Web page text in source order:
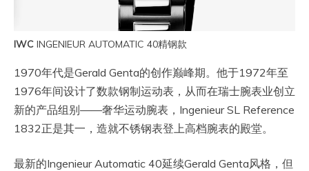
IWC INGENIEUR AUTOMATIC 40精钢款
1970年代是Gerald Genta的创作巅峰期。他于1972年至
1976年间设计了数款钢制运动表，从而在瑞士腕表业创立
新的产品组别——奢华运动腕表，Ingenieur SL Reference
1832正是其一，造就不锈钢表登上高档腕表的殿堂。
最新的Ingenieur Automatic 40延续Gerald Genta风格，但